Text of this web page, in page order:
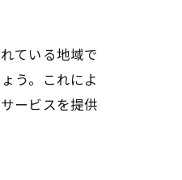
ている地域で
う。これによ
ービスを提供